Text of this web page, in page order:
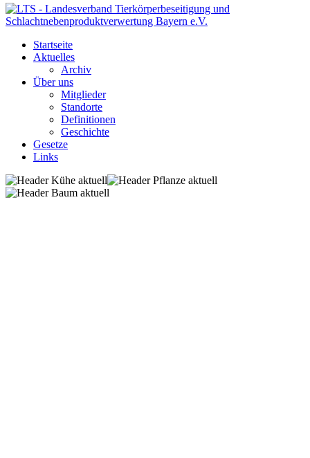
Startseite
Aktuelles
Archiv
Über uns
Mitglieder
Standorte
Definitionen
Geschichte
Gesetze
Links